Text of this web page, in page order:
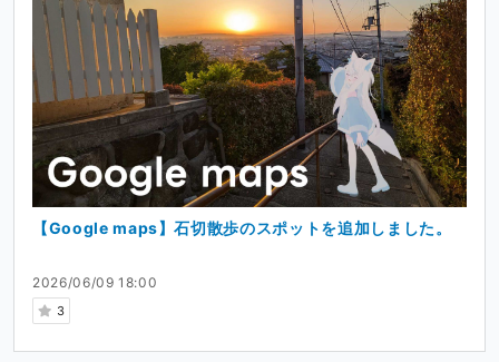
2026/06/09 18:00
3
【Google maps】石切散歩のスポットを追加しました。